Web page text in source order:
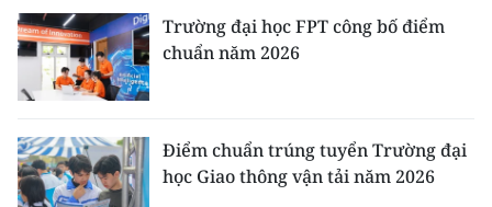
Trường đại học FPT công bố điểm
chuẩn năm 2026
Điểm chuẩn trúng tuyển Trường đại
học Giao thông vận tải năm 2026